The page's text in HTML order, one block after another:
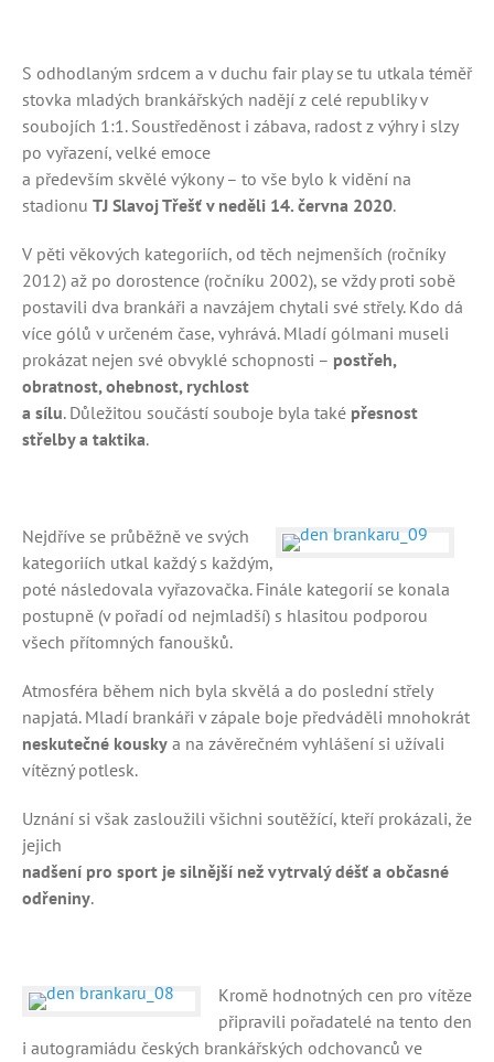
S odhodlaným srdcem a v duchu fair play se tu utkala téměř
stovka mladých brankářských nadějí z celé republiky v
soubojích 1:1. Soustředěnost i zábava, radost z výhry i slzy
po vyřazení, velké emoce
a především skvělé výkony – to vše bylo k vidění na
stadionu TJ Slavoj Třešť v neděli 14. června 2020.
V pěti věkových kategoriích, od těch nejmenších (ročníky
2012) až po dorostence (ročníku 2002), se vždy proti sobě
postavili dva brankáři a navzájem chytali své střely. Kdo dá
více gólů v určeném čase, vyhrává. Mladí gólmani museli
prokázat nejen své obvyklé schopnosti – postřeh,
obratnost, ohebnost, rychlost
a sílu. Důležitou součástí souboje byla také přesnost
střelby a taktika.
Nejdříve se průběžně ve svých
kategoriích utkal každý s každým,
poté následovala vyřazovačka. Finále kategorií se konala
postupně (v pořadí od nejmladší) s hlasitou podporou
všech přítomných fanoušků.
Atmosféra během nich byla skvělá a do poslední střely
napjatá. Mladí brankáři v zápale boje předváděli mnohokrát
neskutečné kousky a na závěrečném vyhlášení si užívali
vítězný potlesk.
Uznání si však zasloužili všichni soutěžící, kteří prokázali, že
jejich
nadšení pro sport je silnější než vytrvalý déšť a občasné
odřeniny.
Kromě hodnotných cen pro vítěze
připravili pořadatelé na tento den
i autogramiádu českých brankářských odchovanců ve